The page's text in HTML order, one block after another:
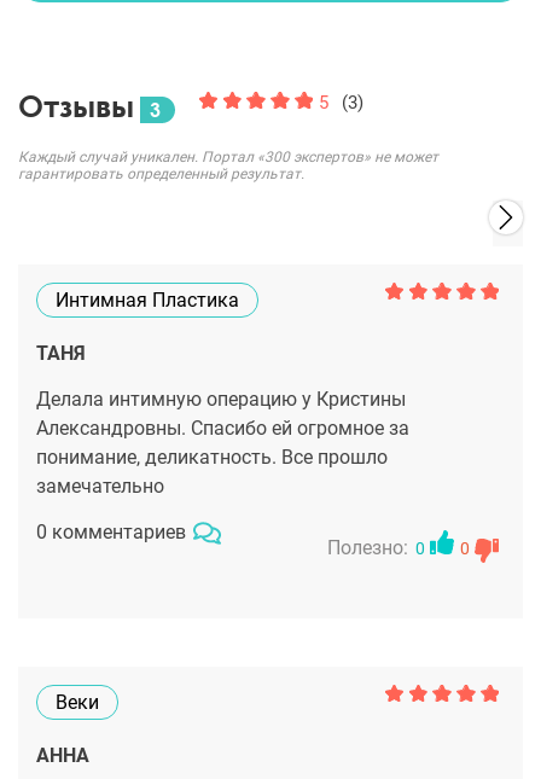
Отзывы 3 5 (3)
Каждый случай уникален. Портал «300 экспертов» не может
гарантировать определенный результат.
Интимная Пластика
ТАНЯ
Делала интимную операцию у Кристины
Александровны. Спасибо ей огромное за
понимание, деликатность. Все прошло
замечательно
0 комментариев
Полезно: 0 0
Веки
АННА